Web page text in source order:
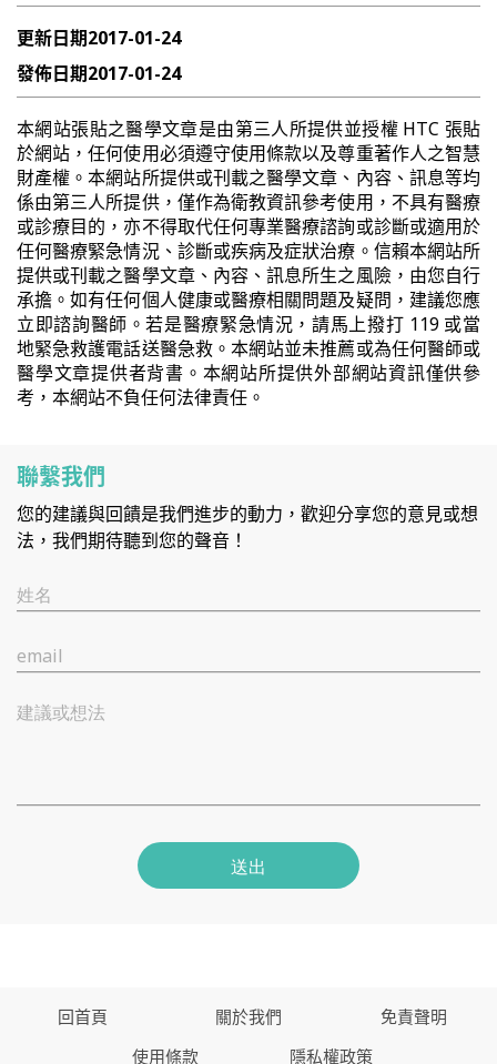
更新日期2017-01-24
發佈日期2017-01-24
本網站張貼之醫學文章是由第三人所提供並授權 HTC 張貼
於網站，任何使用必須遵守使用條款以及尊重著作人之智慧
財產權。本網站所提供或刊載之醫學文章、內容、訊息等均
係由第三人所提供，僅作為衛教資訊參考使用，不具有醫療
或診療目的，亦不得取代任何專業醫療諮詢或診斷或適用於
任何醫療緊急情況、診斷或疾病及症狀治療。信賴本網站所
提供或刊載之醫學文章、內容、訊息所生之風險，由您自行
承擔。如有任何個人健康或醫療相關問題及疑問，建議您應
立即諮詢醫師。若是醫療緊急情況，請馬上撥打 119 或當
地緊急救護電話送醫急救。本網站並未推薦或為任何醫師或
醫學文章提供者背書。本網站所提供外部網站資訊僅供參
考，本網站不負任何法律責任。
聯繫我們
您的建議與回饋是我們進步的動力，歡迎分享您的意見或想
法，我們期待聽到您的聲音！
姓名
email
建議或想法
送出
回首頁 關於我們
免責聲明
使用條款
隱私權政策